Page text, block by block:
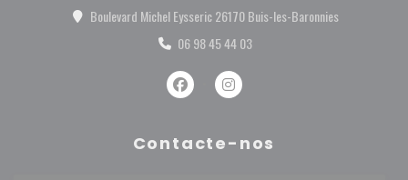
Boulevard Michel Eysseric 26170 Buis-les-Baronnies((abre numa
06 98 45 44 03
Facebook ((abre numa nova janela))
Instagram ((abre numa nova
Contacte-nos